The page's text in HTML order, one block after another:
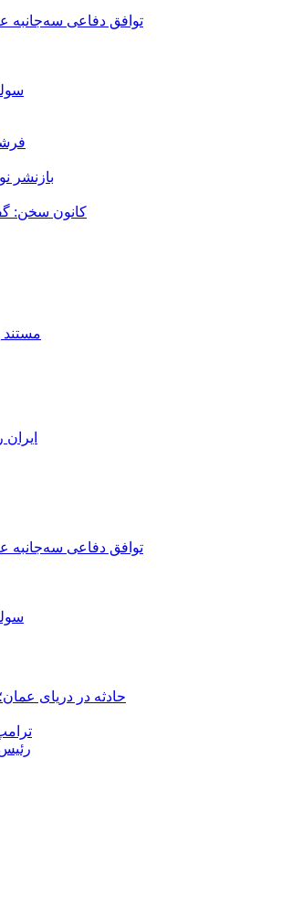
توافق دفاعی سه‌جانبه
بازنشر
کانون سخن:
توافق دفاعی سه‌جانبه
حادثه در دریای